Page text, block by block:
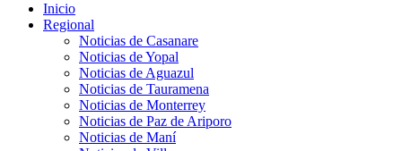
Inicio
Regional
Noticias de Casanare
Noticias de Yopal
Noticias de Aguazul
Noticias de Tauramena
Noticias de Monterrey
Noticias de Paz de Ariporo
Noticias de Maní